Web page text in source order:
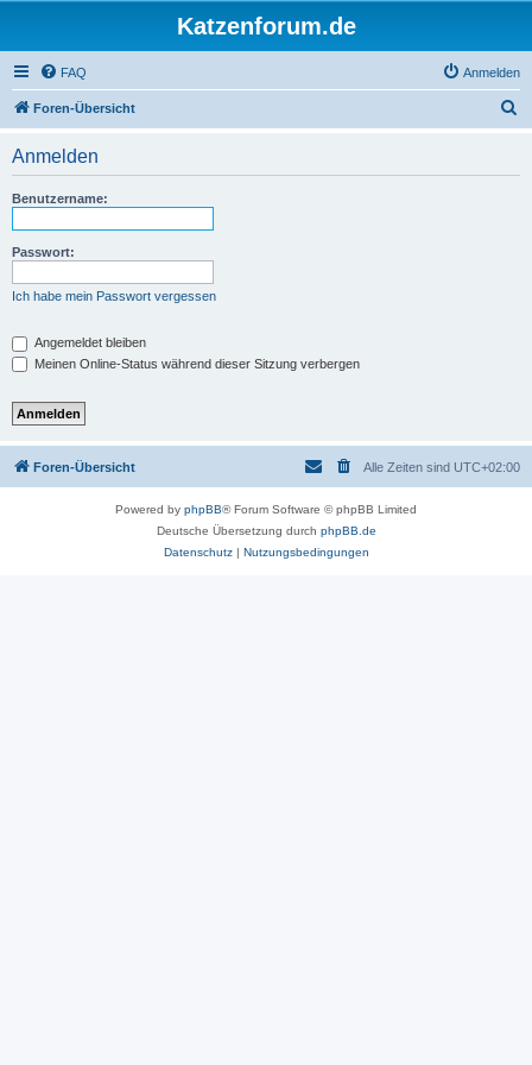
Katzenforum.de
FAQ Anmelden
Foren-Übersicht
Anmelden
Benutzername:
Passwort:
Ich habe mein Passwort vergessen
Angemeldet bleiben
Meinen Online-Status während dieser Sitzung verbergen
Foren-Übersicht Alle Zeiten sind UTC+02:00
Powered by phpBB® Forum Software © phpBB Limited
Deutsche Übersetzung durch phpBB.de
Datenschutz| Nutzungsbedingungen